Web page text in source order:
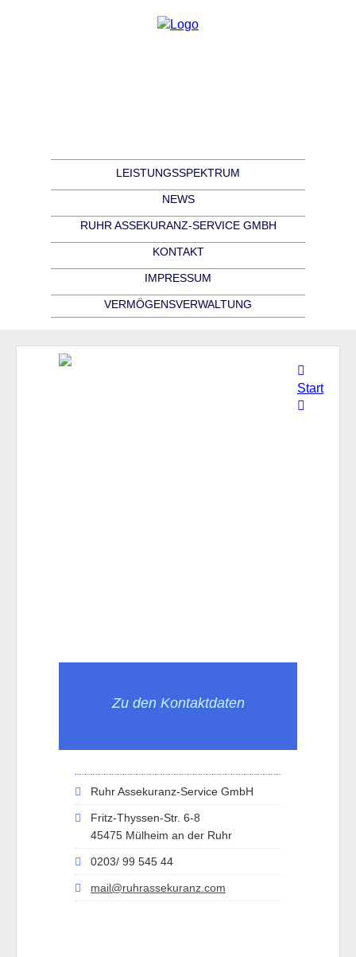
LEISTUNGSSPEKTRUM
NEWS
RUHR ASSEKURANZ-SERVICE GMBH
KONTAKT
IMPRESSUM
VERMÖGENSVERWALTUNG
Zu den Kontaktdaten
Ruhr Assekuranz-Service GmbH
Fritz-Thyssen-Str. 6-8
45475 Mülheim an der Ruhr
0203/ 99 545 44
mail@ruhrassekuranz.com
Start